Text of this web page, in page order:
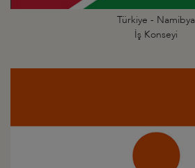
Türkiye - Namibya
İş Konseyi